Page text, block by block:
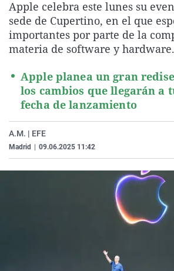
Apple celebra este lunes su
sede de Cupertino, en el que
importantes por parte de la
materia de software y hardware.
Apple planea un gran
los cambios que llegarán a
fecha de lanzamiento
A.M. | EFE
Madrid 09.06.2025 11:42